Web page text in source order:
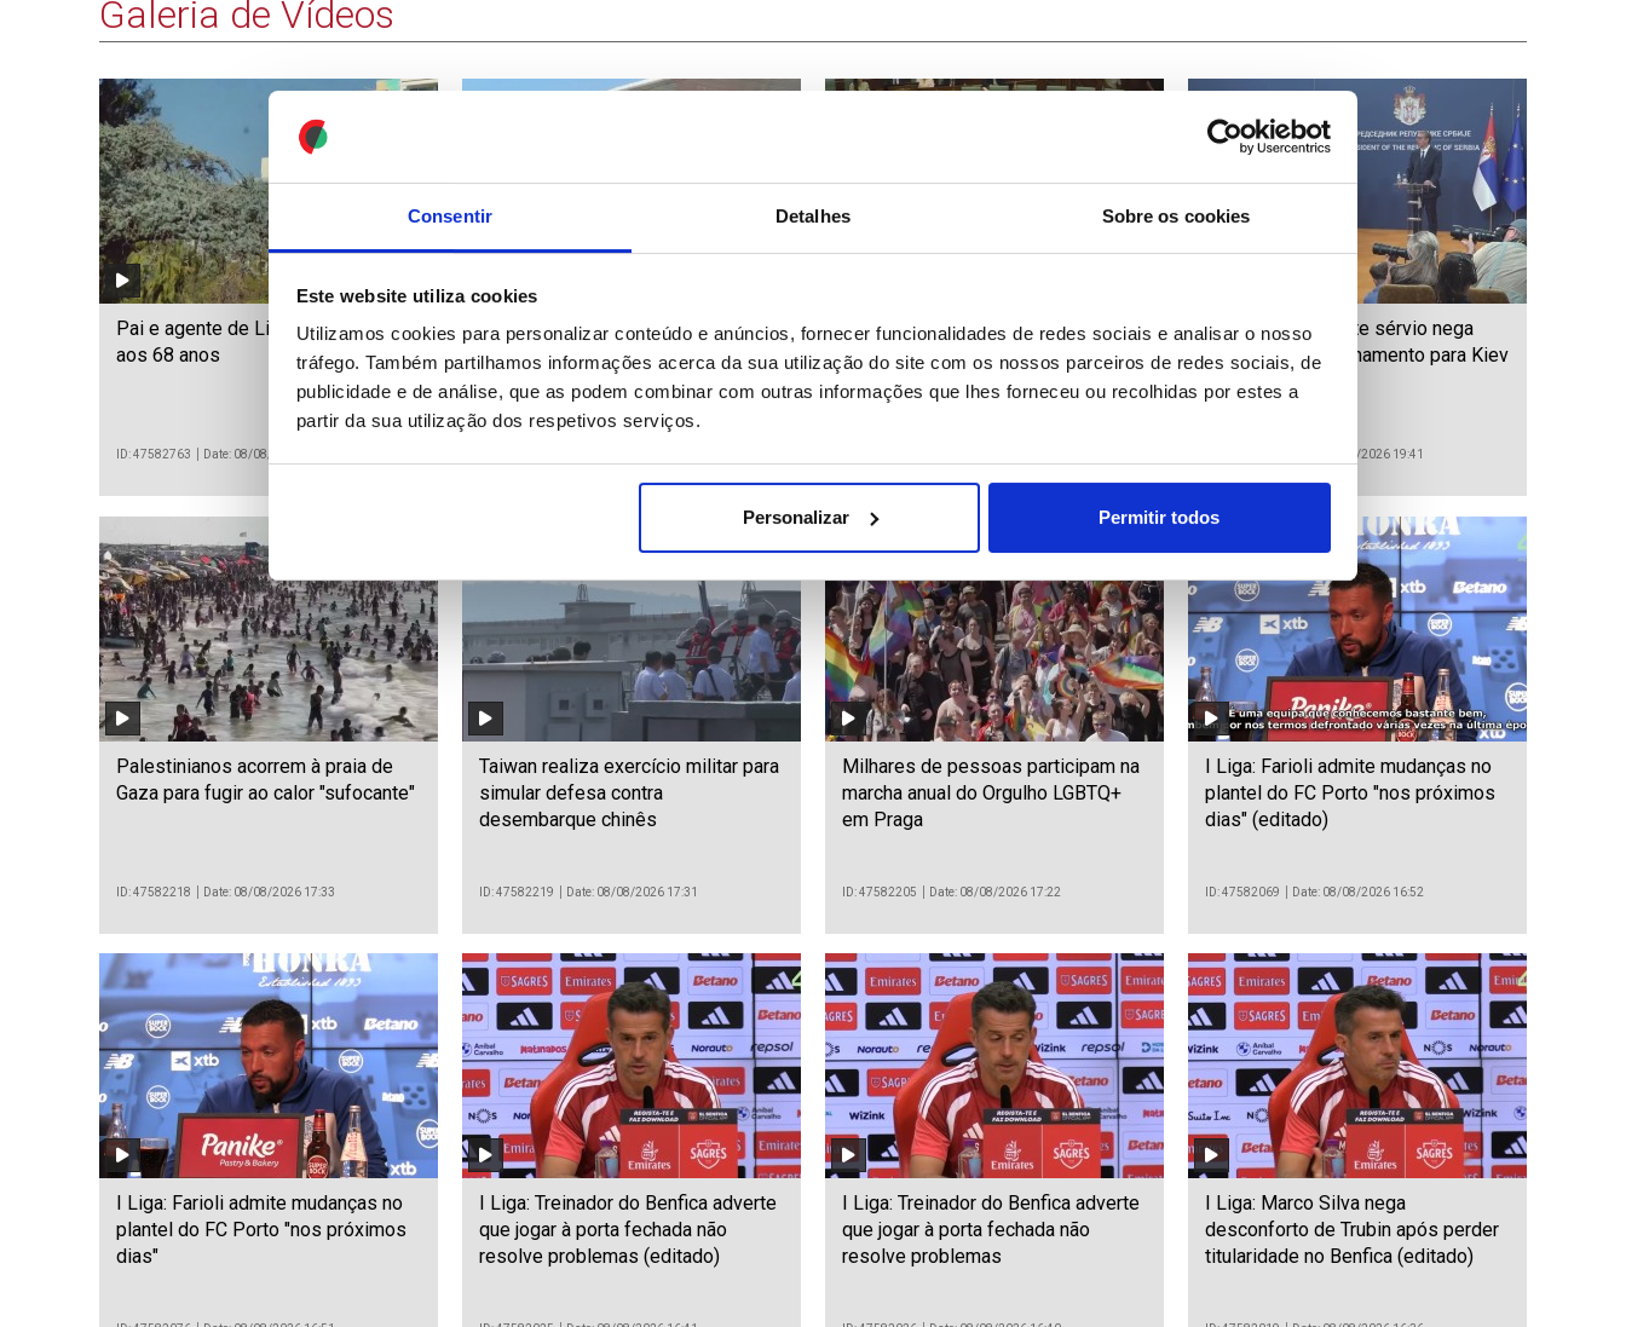
Consentir Detalhes Sobre os cookies
Este website utiliza cookies
Utilizamos cookies para personalizar conteúdo e anúncios, fornecer funcionalidades de redes sociais e analisar o nosso
tráfego. Também partilhamos informações acerca da sua utilização do site com os nossos parceiros de redes sociais, de
publicidade e de análise, que as podem combinar com outras informações que lhes forneceu ou recolhidas por estes a
partir da sua utilização dos respetivos serviços.
Personalizar Permitir todos
Galeria de Vídeos
Pai e agente de Lionel Messi morre
aos 68 anos
ID: 47582763 Date: 08/08/2026 19:58
Migrações: Polícia espanhola já
pede passaporte a viajantes
provenientes de Itália
Deputada da oposição atira ovos ao
primeiro-ministro interino do
Kosovo durante sessão
parlamentar
Ucrânia: Presidente sérvio nega
exportação de armamento para Kiev
Date: 08/08/2026 19:41
Palestinianos acorrem à praia de
Gaza para fugir ao calor "sufocante"
ID: 47582218 Date: 08/08/2026 17:33
Taiwan realiza exercício militar para
simular defesa contra
desembarque chinês
ID: 47582219 Date: 08/08/2026 17:31
Milhares de pessoas participam na
marcha anual do Orgulho LGBTQ+
em Praga
ID: 47582205 Date: 08/08/2026 17:22
I Liga: Farioli admite mudanças no
plantel do FC Porto "nos próximos
dias" (editado)
ID: 47582069 Date: 08/08/2026 16:52
I Liga: Farioli admite mudanças no
plantel do FC Porto "nos próximos
dias"
I Liga: Treinador do Benfica adverte
que jogar à porta fechada não
resolve problemas (editado)
I Liga: Treinador do Benfica adverte
que jogar à porta fechada não
resolve problemas
I Liga: Marco Silva nega
desconforto de Trubin após perder
titularidade no Benfica (editado)